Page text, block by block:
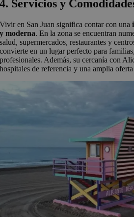
4. Servicios y
Vivir en San Juan significa contar con una
y moderna. En la zona se encuentran
salud, supermercados, restaurantes y
convierte en un lugar perfecto para
profesionales. Además, su cercanía con
hospitales de referencia y una amplia